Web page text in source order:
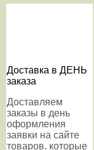
Доставка в ДЕНЬ
заказа
Доставляем
заказы в день
оформления
заявки на сайте
товаров, которые